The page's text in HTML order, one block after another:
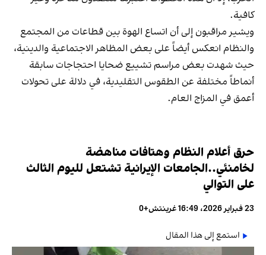
كافية.
ويشير مراقبون إلى أن اتساع الهوة بين قطاعات من المجتمع
والنظام انعكس أيضاً على بعض المظاهر الاجتماعية والدينية،
حيث شهدت بعض مراسم تشييع ضحايا احتجاجات سابقة
أنماطاً مختلفة عن الطقوس التقليدية، في دلالة على تحولات
أعمق في المزاج العام.
حرق أعلام النظام وهتافات مناهضة
لخامنئي..الجامعات الإيرانية تشتعل لليوم الثالث
على التوالي
23 فبراير 2026، 16:49 غرينتش+0
استمع إلى هذا المقال